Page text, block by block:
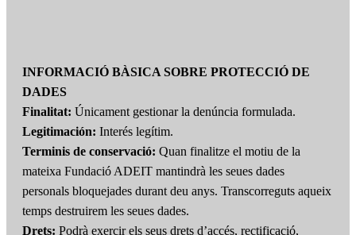
INFORMACIÓ BÀSICA SOBRE PROTECCIÓ DE
DADES
Finalitat: Únicament gestionar la denúncia formulada.
Legitimación: Interés legítim.
Terminis de conservació: Quan finalitze el motiu de la
mateixa Fundació ADEIT mantindrà les seues dades
personals bloquejades durant deu anys. Transcorreguts aqueix
temps destruirem les seues dades.
Drets: Podrà exercir els seus drets d’accés, rectificació,